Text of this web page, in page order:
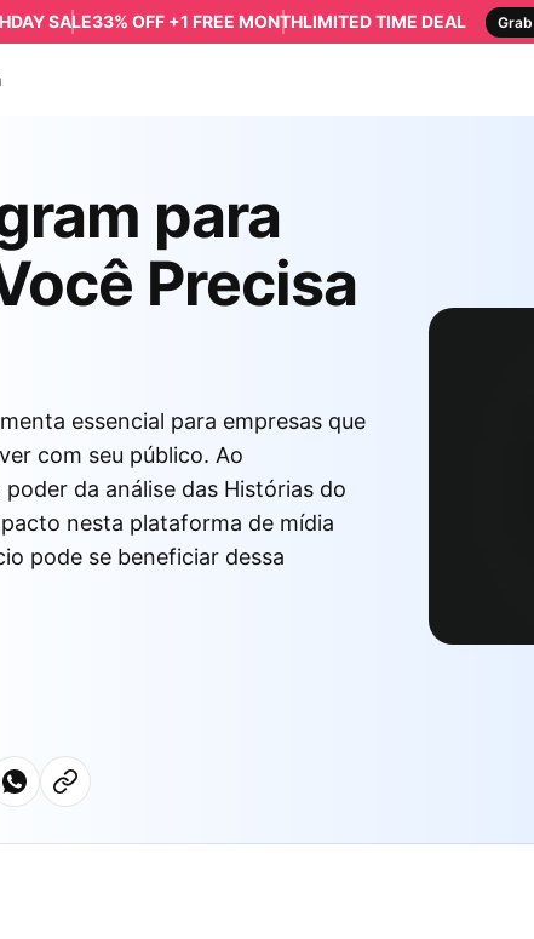
SALE33% OFF +1 FREE MONTHLIMITED TIME DEAL
para
Precisa
essencial para empresas que
com seu público. Ao
da análise das Histórias do
nesta plataforma de mídia
pode se beneficiar dessa